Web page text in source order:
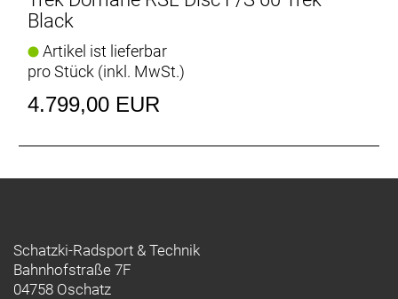
Kopfsteinpflasterpassagen von Paris-Roubaix einen
Raffinierte Integration
Das Domane mit seiner verborgenen
Zug-/Leitungsführung und der verborgenen
Black
Artikel ist lieferbar
pro Stück (inkl. MwSt.)
4.799,00 EUR
Schatzki-Radsport & Technik
Bahnhofstraße 7F
04758 Oschatz